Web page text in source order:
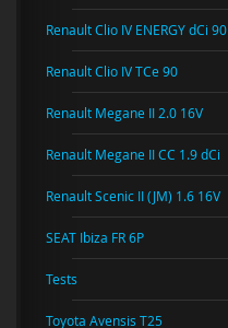
Renault Clio IV ENERGY dCi 90
Renault Clio IV TCe 90
Renault Megane II 2.0 16V
Renault Megane II CC 1.9 dCi
Renault Scenic II (JM) 1.6 16V
SEAT Ibiza FR 6P
Tests
Toyota Avensis T25